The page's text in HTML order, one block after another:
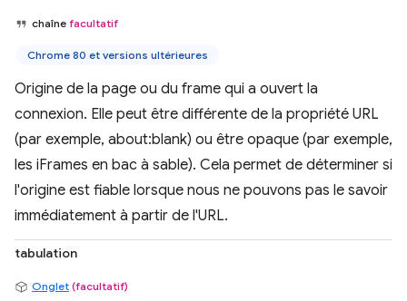
chaîne facultatif
Chrome 80 et versions ultérieures
Origine de la page ou du frame qui a ouvert la
connexion. Elle peut être différente de la propriété URL
(par exemple, about:blank) ou être opaque (par exemple,
les iFrames en bac à sable). Cela permet de déterminer si
l'origine est fiable lorsque nous ne pouvons pas le savoir
immédiatement à partir de l'URL.
tabulation
Onglet (facultatif)